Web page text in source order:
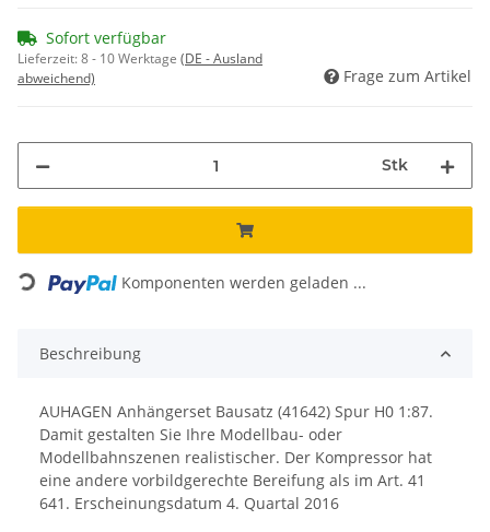
Sofort verfügbar
Lieferzeit:8 - 10 Werktage (DE - Ausland
abweichend)
Frage zum Artikel
Stk
Loading... Komponenten werden geladen ...
Beschreibung
AUHAGEN Anhängerset Bausatz (41642) Spur H0 1:87.
Damit gestalten Sie Ihre Modellbau- oder
Modellbahnszenen realistischer. Der Kompressor hat
eine andere vorbildgerechte Bereifung als im Art. 41
641. Erscheinungsdatum 4. Quartal 2016